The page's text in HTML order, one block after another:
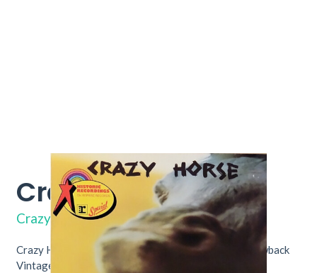
Crazy Horse REP 24 026
Crazy Horse
Crazy Horse – Crazy Horse. Nu verkrijgbaar bij Throwback
Vintage Hifi & Vinyl.